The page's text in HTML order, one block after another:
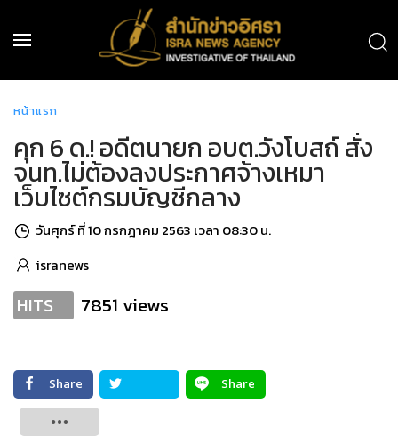
หน้าแรก
คุก 6 ด.! อดีตนายก อบต.วังโบสถ์ สั่ง
จนท.ไม่ต้องลงประกาศจ้างเหมา
เว็บไซต์กรมบัญชีกลาง
วันศุกร์ ที่ 10 กรกฎาคม 2563 เวลา 08:30 น.
isranews
HITS 7851 views
Share
Share